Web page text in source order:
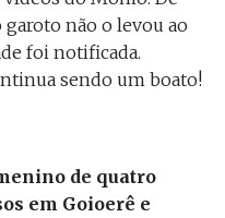
garoto não o levou ao
foi notificada.
sendo um boato!
de quatro
em Goioerê e